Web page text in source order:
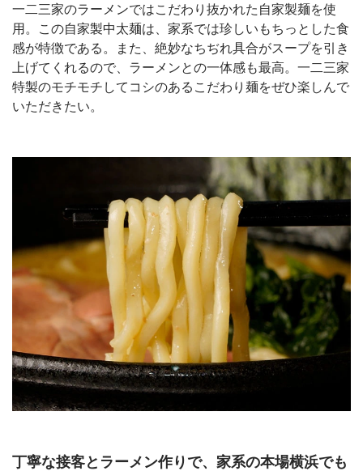
一二三家のラーメンではこだわり抜かれた自家製麺を使
用。この自家製中太麺は、家系では珍しいもちっとした食
感が特徴である。また、絶妙なちぢれ具合がスープを引き
上げてくれるので、ラーメンとの一体感も最高。一二三家
特製のモチモチしてコシのあるこだわり麺をぜひ楽しんで
いただきたい。
丁寧な接客とラーメン作りで、家系の本場横浜でも